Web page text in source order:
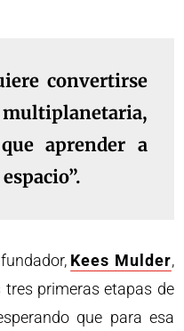
convertirse
aprender a
Kees Mulder,
primeras etapas de
que para esa